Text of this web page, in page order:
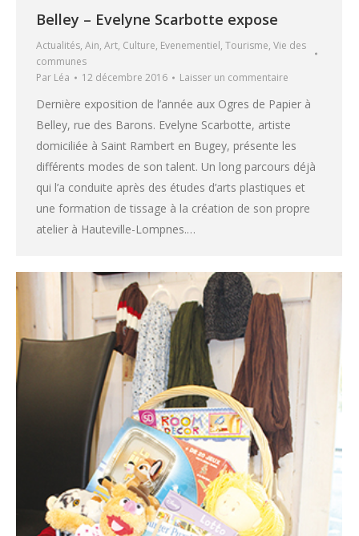
Belley – Evelyne Scarbotte expose
Actualités, Ain, Art, Culture, Evenementiel, Tourisme, Vie des
communes
Par Léa 12 décembre 2016 Laisser un commentaire
Dernière exposition de l’année aux Ogres de Papier à
Belley, rue des Barons. Evelyne Scarbotte, artiste
domiciliée à Saint Rambert en Bugey, présente les
différents modes de son talent. Un long parcours déjà
qui l’a conduite après des études d’arts plastiques et
une formation de tissage à la création de son propre
atelier à Hauteville-Lompnes.…